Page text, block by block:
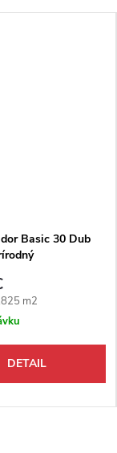
Basic 30 Dub
m2
DETAIL